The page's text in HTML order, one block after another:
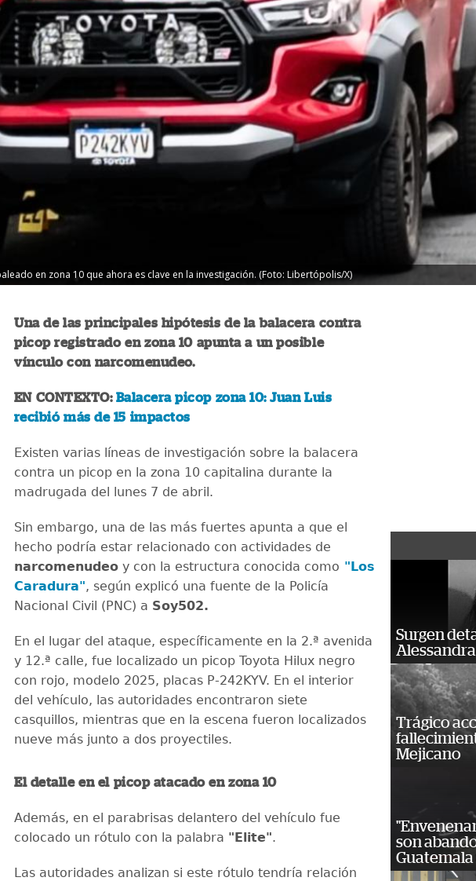
en zona 10 que ahora es clave en la investigación. (Foto: Libertópolis/X)
Una de las principales hipótesis de la balacera contra
picop registrado en zona 10 apunta a un posible
vínculo con narcomenudeo.
EN CONTEXTO: Balacera picop zona 10: Juan Luis
recibió más de 15 impactos
Existen varias líneas de investigación sobre la balacera
contra un picop en la zona 10 capitalina durante la
madrugada del lunes 7 de abril.
Sin embargo, una de las más fuertes apunta a que el
hecho podría estar relacionado con actividades de
narcomenudeo y con la estructura conocida como "Los
Caradura", según explicó una fuente de la Policía
Nacional Civil (PNC) a Soy502.
En el lugar del ataque, específicamente en la 2.ª avenida
y 12.ª calle, fue localizado un picop Toyota Hilux negro
con rojo, modelo 2025, placas P-242KYV. En el interior
del vehículo, las autoridades encontraron siete
casquillos, mientras que en la escena fueron localizados
nueve más junto a dos proyectiles.
El detalle en el picop atacado en zona 10
Además, en el parabrisas delantero del vehículo fue
colocado un rótulo con la palabra "Elite".
Las autoridades analizan si este rótulo tendría relación
Surgen
Trágico
Mejicano
son